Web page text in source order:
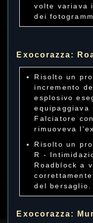
volte variava
dei
Exocorazza:
Risolto un
incremento
esplosivo
equipaggiava
Falciatore
rimuoveva
Risolto un
R -
Roadblock a
del bersaglio.
Exocorazza: